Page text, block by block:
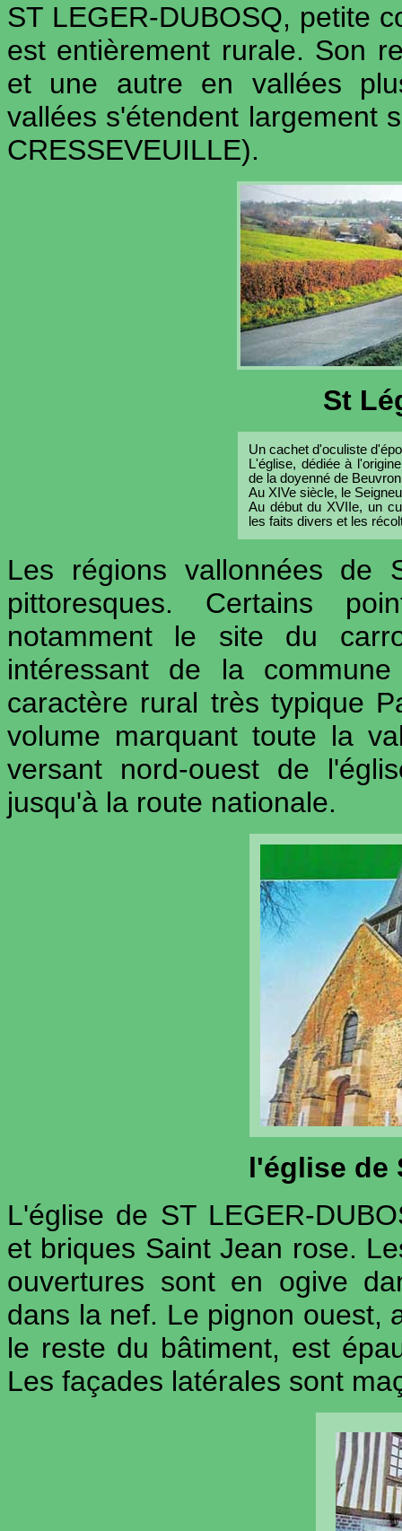
ST LEGER-DUBOSQ, petite
est entièrement rurale. Son
et une autre en vallées
vallées s'étendent largement
CRESSEVEUILLE).
St
Un cachet d'oculiste
L'église, dédiée à
de la doyenné de
Au XIVe siècle, le
Au début du XVIIe, un
les faits divers et les
Les régions vallonnées de
pittoresques. Certains
notamment le site du
intéressant de la
caractère rural très typique
volume marquant toute la
versant nord-ouest de
jusqu'à la route nationale.
l'église de
L'église de ST LEGER-
et briques Saint Jean rose.
ouvertures sont en ogive
dans la nef. Le pignon ouest,
le reste du bâtiment, est
Les façades latérales sont